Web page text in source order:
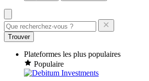
Trouver
Plateformes les plus populaires
Populaire